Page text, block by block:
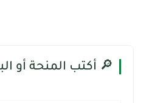
🔎 أكتب المنحة أو